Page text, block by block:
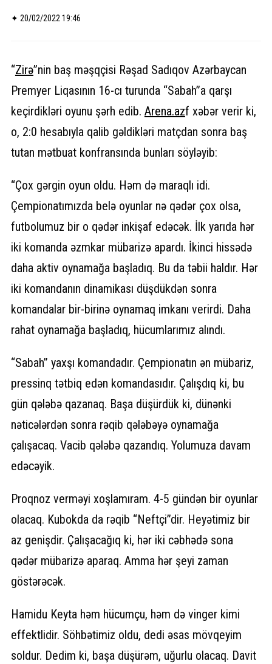
✦ 20/02/2022 19:46
“Zirə”nin baş məşqçisi Rəşad Sadıqov Azərbaycan
Premyer Liqasının 16-cı turunda “Sabah”a qarşı
keçirdikləri oyunu şərh edib. Arena.azf xəbər verir ki,
o, 2:0 hesabıyla qalib gəldikləri matçdan sonra baş
tutan mətbuat konfransında bunları söyləyib:
“Çox gərgin oyun oldu. Həm də maraqlı idi.
Çempionatımızda belə oyunlar nə qədər çox olsa,
futbolumuz bir o qədər inkişaf edəcək. İlk yarıda hər
iki komanda əzmkar mübarizə apardı. İkinci hissədə
daha aktiv oynamağa başladıq. Bu da təbii haldır. Hər
iki komandanın dinamikası düşdükdən sonra
komandalar bir-birinə oynamaq imkanı verirdi. Daha
rahat oynamağa başladıq, hücumlarımız alındı.
“Sabah” yaxşı komandadır. Çempionatın ən mübariz,
pressinq tətbiq edən komandasıdır. Çalışdıq ki, bu
gün qələbə qazanaq. Başa düşürdük ki, dünənki
nəticələrdən sonra rəqib qələbəyə oynamağa
çalışacaq. Vacib qələbə qazandıq. Yolumuza davam
edəcəyik.
Proqnoz verməyi xoşlamıram. 4-5 gündən bir oyunlar
olacaq. Kubokda da rəqib “Neftçi”dir. Heyətimiz bir
az genişdir. Çalışacağıq ki, hər iki cəbhədə sona
qədər mübarizə aparaq. Amma hər şeyi zaman
göstərəcək.
Hamidu Keyta həm hücumçu, həm də vinger kimi
effektlidir. Söhbətimiz oldu, dedi əsas mövqeyim
soldur. Dedim ki, başa düşürəm, uğurlu olacaq. Davit